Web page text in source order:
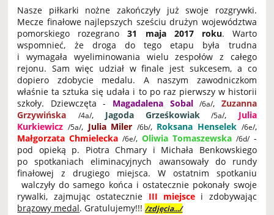
Nasze piłkarki nożne zakończyły już swoje rozgrywki.
Mecze finałowe najlepszych sześciu drużyn województwa
pomorskiego rozegrano31 maja 2017 roku. Warto
wspomnieć, że droga do tego etapu była trudna
i wymagała wyeliminowania wielu zespołów z całego
rejonu. Sam więc udział w finale jest sukcesem, a co
dopiero zdobycie medalu. A naszym zawodniczkom
właśnie ta sztuka się udała i to po raz pierwszy w historii
szkoły. Dziewczęta - Magadalena Sobal /6a/, Zuzanna
Grzywińska
/4a/, Jagoda Grześkowiak /5a/, Julia
Kurkiewicz /5a/, Julia Miler /6b/, Roksana Henselek /6e/,
Małgorzata Chmielecka/6e/, Oliwia Tomaszewska /6d/-
pod opieką p. Piotra Chmary i Michała Benkowskiego
po spotkaniach eliminacyjnych awansowały do rundy
finałowej z drugiego miejsca. W ostatnim spotkaniu
walczyły do samego końca i ostatecznie pokonały swoje
rywalki, zajmując ostatecznie III miejscei zdobywając
brązowy medal. Gratulujemy!!!/zdjęcia.../